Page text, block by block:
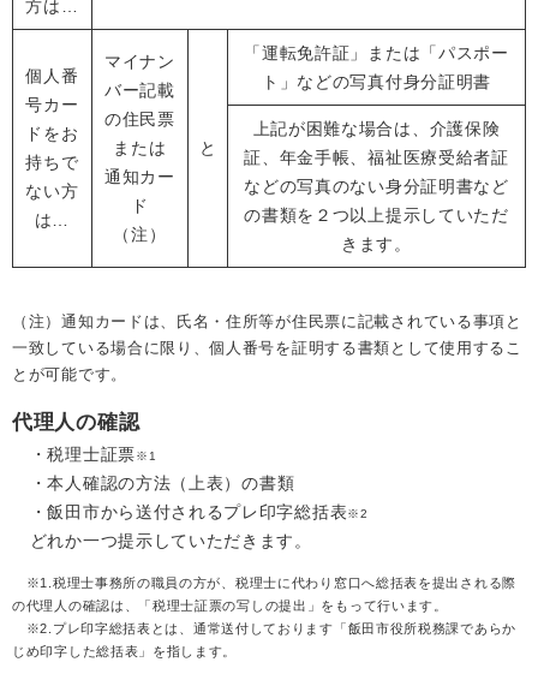
方は…
個人番
号カー
ドをお
持ちで
ない方
は…
マイナン
バー記載
の住民票
または
通知カー
ド
（注）
と
「運転免許証」または「パスポー
ト」などの写真付身分証明書
上記が困難な場合は、介護保険
証、年金手帳、福祉医療受給者証
などの写真のない身分証明書など
の書類を２つ以上提示していただ
きます。
（注）通知カードは、氏名・住所等が住民票に記載されている事項と
一致している場合に限り、個人番号を証明する書類として使用するこ
とが可能です。
代理人の確認
・税理士証票※1
・本人確認の方法（上表）の書類
・飯田市から送付されるプレ印字総括表※2
どれか一つ提示していただきます。
※1.税理士事務所の職員の方が、税理士に代わり窓口へ総括表を提出される際
の代理人の確認は、「税理士証票の写しの提出」をもって行います。
※2.プレ印字総括表とは、通常送付しております「飯田市役所税務課であらか
じめ印字した総括表」を指します。